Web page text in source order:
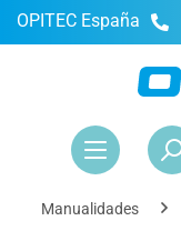
principal
OPITEC España
Manualidades